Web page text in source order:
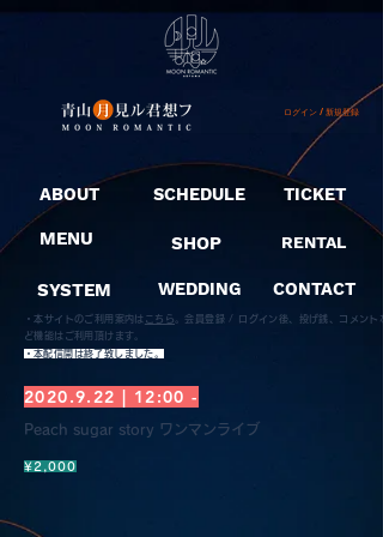
ログイン / 新規登録
ABOUT
MENU
SYSTEM
SCHEDULE
SHOP
WEDDING
TICKET
RENTAL
CONTACT
・本サイトのご利用案内は こちら
会員登録 / ログイン後、投げ銭、コメント
ど機能はご利用頂けます。
​・本配信開は終了致しました。
2020.9.22 | 12:00 -
Peach sugar story ワンマンライブ
¥2,000